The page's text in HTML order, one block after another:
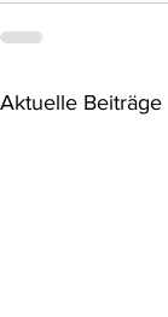
Aktuelle Beiträge